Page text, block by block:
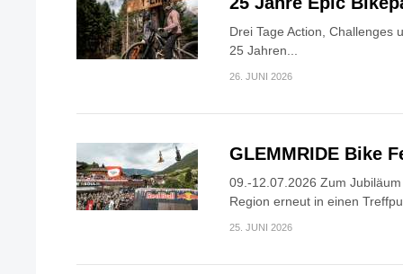
Drei Tage Action, Challenges
25 Jahren...
26. JUNI 2026
GLEMMRIDE Bike
09.-12.07.2026 Zum
Region erneut in einen
25. JUNI 2026